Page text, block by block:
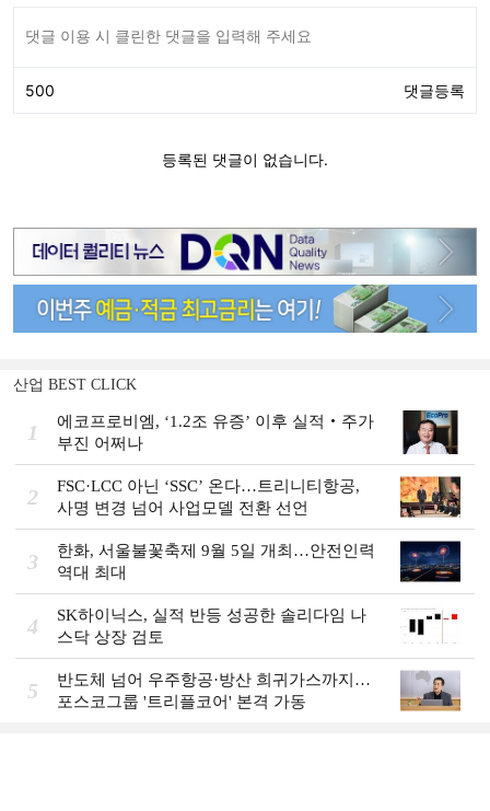
산업 BEST CLICK
1
에코프로비엠, ‘1.2조 유증’ 이후 실적‧주가
부진 어쩌나
2
FSC·LCC 아닌 ‘SSC’ 온다…트리니티항공,
사명 변경 넘어 사업모델 전환 선언
3
한화, 서울불꽃축제 9월 5일 개최…안전인력
역대 최대
4
SK하이닉스, 실적 반등 성공한 솔리다임 나
스닥 상장 검토
5
반도체 넘어 우주항공·방산 희귀가스까지…
포스코그룹 '트리플코어' 본격 가동